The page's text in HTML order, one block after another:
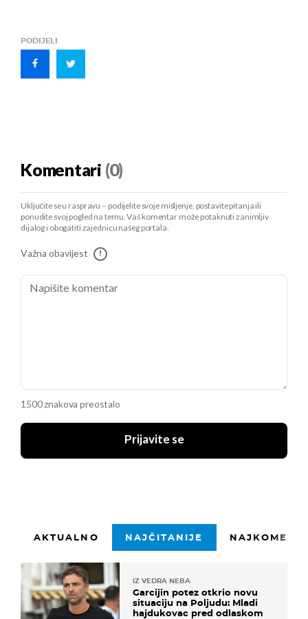
PODIJELI
Komentari (0)
Uključite se u raspravu – podijelite svoje mišljenje, postavite pitanja ili
ponudite svoj pogled na temu. Vaš komentar može potaknuti zanimljiv
dijalog i obogatiti zajednicu našeg portala.
Važna obavijest !
1500 znakova preostalo
Prijavite se
AKTUALNO NAJČITANIJE
IZ VEDRA NEBA
Garcijin potez otkrio novu
situaciju na Poljudu: Mladi
hajdukovac pred odlaskom